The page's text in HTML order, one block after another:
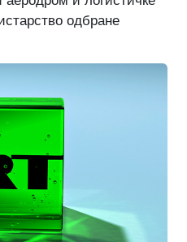
одбране